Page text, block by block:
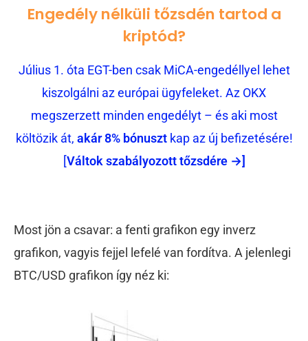
Engedély nélküli tőzsdén tartod a
kriptód?
Július 1. óta EGT-ben csak MiCA-engedéllyel lehet
kiszolgálni az európai ügyfeleket. Az OKX
megszerzett minden engedélyt – és aki most
költözik át, akár 8% bónusztkap az új befizetésére!
[Váltok szabályozott tőzsdére →]
Most jön a csavar: a fenti grafikon egy inverz
grafikon, vagyis fejjel lefelé van fordítva. A jelenlegi
BTC/USD grafikon így néz ki: